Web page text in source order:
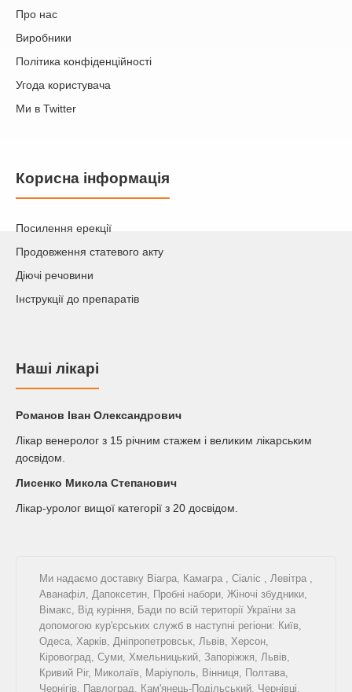
Про нас
Виробники
Політика конфіденційності
Угода користувача
Ми в Twitter
Корисна інформація
Посилення ерекції
Продовження статевого акту
Діючі речовини
Інструкції до препаратів
Наші лікарі
Романов Iван Олександрович
Лікар венеролог з 15 річним стажем і великим лікарським
досвідом.
Лисенко Микола Степанович
Лікар-уролог вищої категорії з 20 досвідом.
Ми надаємо доставку Віагра, Камагра , Сіаліс , Левітра ,
Аванафіл, Дапоксетин, Пробні набори, Жіночі збудники,
Вімакс, Від куріння, Бади по всій території України за
допомогою кур'єрських служб в наступні регіони: Київ,
Одеса, Харків, Дніпропетровськ, Львів, Херсон,
Кіровоград, Суми, Хмельницький, Запоріжжя, Львів,
Кривий Ріг, Миколаїв, Маріуполь, Вінниця, Полтава,
Чернігів, Павлоград, Кам'янець-Подільський, Чернівці,